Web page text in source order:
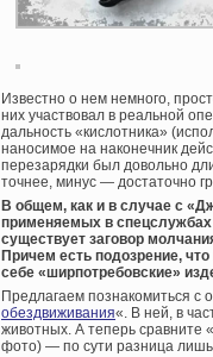
Известно о нем немного,
них участвовал в реальной
дальность «кислотника»
наносимое на наконечник
перезарядки был довольно
точнее, минус — достаточно
В общем, как и в случае с
применяемых в спецслужбах
существует заговор
Причем есть подозрение,
себе «ширпотребовские»
Предлагаем познакомиться с
обездвиживания«. В ней, в
животных. А теперь сравните
фото) — по сути разница лишь